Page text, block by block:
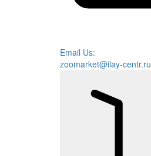
Email Us:
zoomarket@ilay-centr.ru